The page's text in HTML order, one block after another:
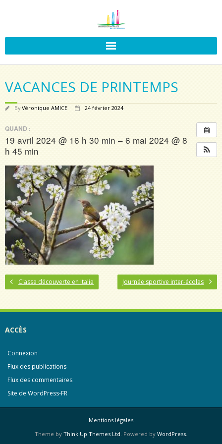
VACANCES DE PRINTEMPS
ByVéronique AMICE 24 février 2024
QUAND :
19 avril 2024 @ 16 h 30 min – 6 mai 2024 @ 8
h 45 min
Classe découverte en Italie Journée sportive inter-écoles
ACCÈS
Connexion
Flux des publications
Flux des commentaires
Site de WordPress-FR
Mentions légales
Theme by Think Up Themes Ltd. Powered by WordPress.